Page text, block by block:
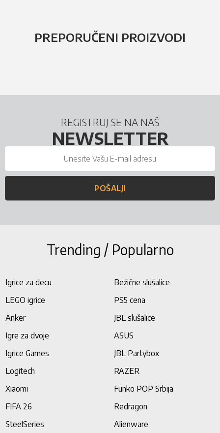
PREPORUČENI PROIZVODI
REGISTRUJ SE NA NAŠ
NEWSLETTER
POŠALJI
Trending / Popularno
Igrice za decu
Bežične slušalice
LEGO igrice
PS5 cena
Anker
JBL slušalice
Igre za dvoje
ASUS
Igrice Games
JBL Partybox
Logitech
RAZER
Xiaomi
Funko POP Srbija
FIFA 26
Redragon
SteelSeries
Alienware